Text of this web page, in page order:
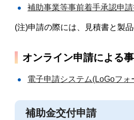
補助事業等事前着手承認申請
(注)申請の際には、見積書と製
オンライン申請による
電子申請システム(LoGoフォ
補助金交付申請